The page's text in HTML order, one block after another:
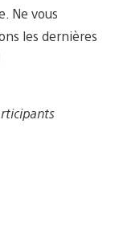
Ne vous
les dernières